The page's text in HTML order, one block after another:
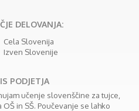
DELOVANJA:
Cela Slovenija
Izven Slovenije
PODJETJA
učenje slovenščine za tujce,
in SŠ. Poučevanje se lahko